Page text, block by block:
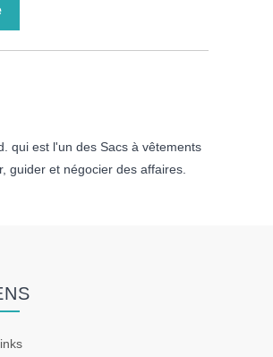
qui est l'un des Sacs à vêtements
guider et négocier des affaires.